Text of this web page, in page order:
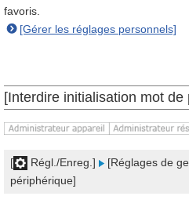
favoris.
[Gérer les réglages personnels]
[Interdire initialisation mot
[ Régl./Enreg.] [Réglages de
périphérique]